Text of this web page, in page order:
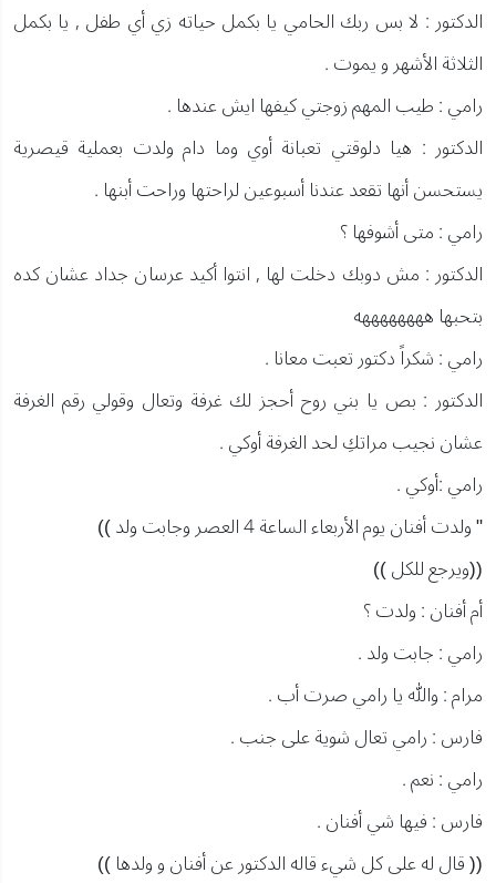
الدكتور : لا بس ربك الحامي يا بكمل حياته زي أي طفل , يا بكمل
الثلاثة الأشهر و يموت .
رامي : طيب المهم زوجتي كيفها ايش عندها .
الدكتور : هيا دلوقتي تعبانة أوي وما دام ولدت بعملية قيصرية
يستحسن أنها تقعد عندنا أسبوعين لراحتها وراحت أبنها .
رامي : متى أشوفها ؟
الدكتور : مش دوبك دخلت لها , انتوا أكيد عرسان جداد عشان كده
بتحبها ههههههههه
رامي : شكراً دكتور تعبت معانا .
الدكتور : بص يا بني روح أحجز لك غرفة وتعال وقولي رقم الغرفة
عشان نجيب مراتكِ لحد الغرفة أوكي .
رامي :أوكي .
" ولدت أفنان يوم الأربعاء الساعة 4 العصر وجابت ولد ))
((ويرجع للكل ))
أم أفنان : ولدت ؟
رامي : جابت ولد .
مرام : والله يا رامي صرت أب .
فارس : رامي تعال شوية على جنب .
رامي : نعم .
فارس : فيها شي أفنان .
(( قال له على كل شيء قاله الدكتور عن أفنان و ولدها ))